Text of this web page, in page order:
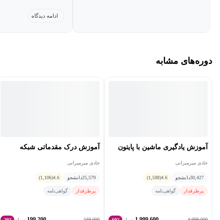
کامپایل، لینک و نصب به صورت خودکار انجام شود. در واقع تمام
نصب است.
Make file تنها برای نصب نرم‌افزار نیست؛‌ بلکه کاربردهای متعددی دارد
و به منظورهای مختلف می‌تواند مورد استفاده قرار گیرد. به عنوان مثال
فرض کنید برنامه‌ای را نصب و اجرا کرده‌اید. این برنامه فایل‌هایی را
ادامه دیدگاه
دوره‌های مشابه
آموزش یادگیری ماشین با پایتون
جادی میرمیرانی
30,427دانشجو 4.6
(1,598)
پرطرفدار گواهی‌نامه
آموزش درک مقدماتی شبکه
جادی میرمیرانی
25,579دانشجو 4.6
(1,106)
پرطرفدار گواهی‌نامه